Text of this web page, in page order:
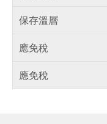
保存溫層
應免稅
應免稅